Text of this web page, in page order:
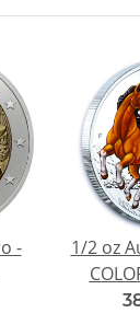
-
1/2 oz